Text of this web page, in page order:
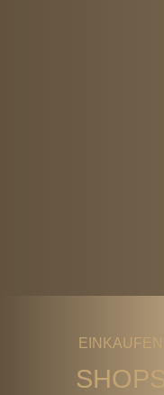
EINKAUFEN
SHOPS